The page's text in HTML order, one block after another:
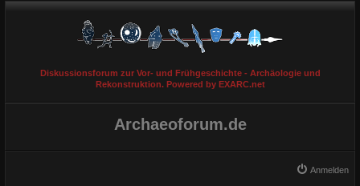
Diskussionsforum zur Vor- und Frühgeschichte - Archäologie und
Rekonstruktion. Powered by EXARC.net
Archaeoforum.de
Anmelden